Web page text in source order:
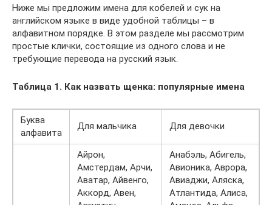
Ниже мы предложим имена для кобелей и сук на
английском языке в виде удобной таблицы – в
алфавитном порядке. В этом разделе мы рассмотрим
простые клички, состоящие из одного слова и не
требующие перевода на русский язык.
Таблица 1. Как назвать щенка: популярные имена
Буква
алфавита
Для мальчика Для девочки
Айрон,
Амстердам, Арчи,
Аватар, Айвенго,
Аккорд, Авен,
Анабэль, Абигель,
Авионика, Аврора,
Авиаджи, Аляска,
Атлантида, Алиса,